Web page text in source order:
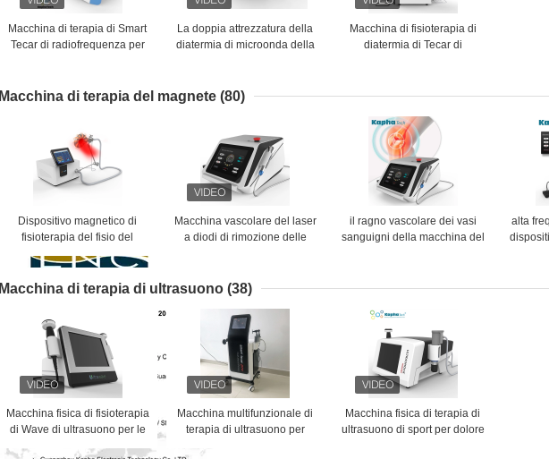
Macchina di terapia di Smart
Tecar di radiofrequenza per
La doppia attrezzatura della
diatermia di microonda della
maniglia di 80mm la rf Tecar
Macchina di fisioterapia di
diatermia di Tecar di
Macchina di terapia del magnete (80)
Dispositivo magnetico di
fisioterapia del fisio del
magnete dell'ABS della
macchina PMST WAVE
PEMF massaggiatore della
Macchina vascolare del laser
a diodi di rimozione delle
il ragno vascolare dei vasi
sanguigni della macchina del
alta
Macchina di terapia di ultrasuono (38)
Macchina fisica di fisioterapia
di Wave di ultrasuono per le
fascite plantari
Macchina multifunzionale di
terapia di ultrasuono per
Macchina fisica di terapia di
ultrasuono di sport per dolore